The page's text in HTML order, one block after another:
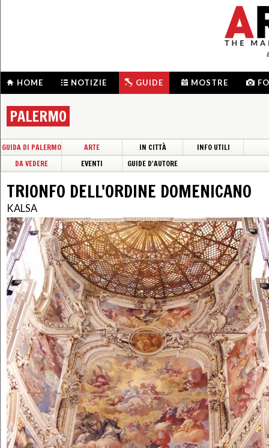
HOME NOTIZIE GUIDE MOSTRE
PALERMO
GUIDA DI PALERMO ARTE IN CITTÀ
INFO UTILI
DA VEDERE
EVENTI GUIDE D'AUTORE
TRIONFO DELL'ORDINE DOMENICANO
KALSA